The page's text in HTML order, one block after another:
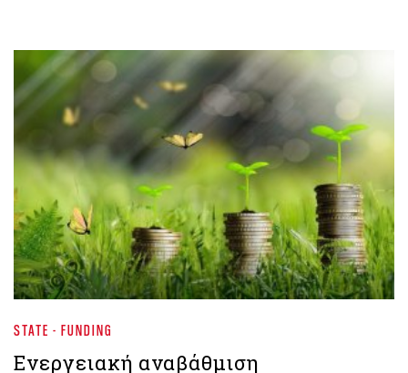
STATE - FUNDING
Ενεργειακή αναβάθμιση